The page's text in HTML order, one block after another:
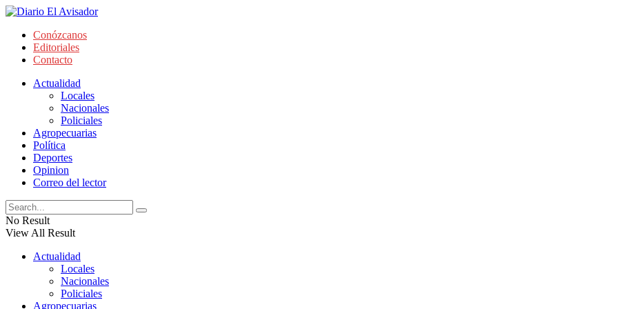
Conózcanos
Editoriales
Contacto
Actualidad
Locales
Nacionales
Policiales
Agropecuarias
Política
Deportes
Opinion
Correo del lector
No Result
View All Result
Actualidad
Locales
Nacionales
Policiales
Agropecuarias